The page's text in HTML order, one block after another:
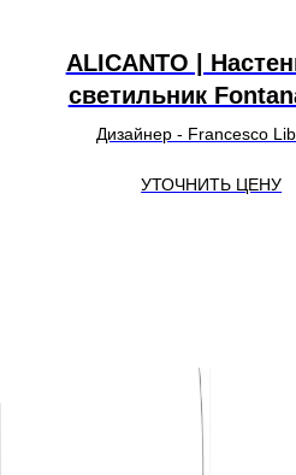
ALICANTO |
светильник
Дизайнер - Francesco
УТОЧНИТЬ ЦЕНУ